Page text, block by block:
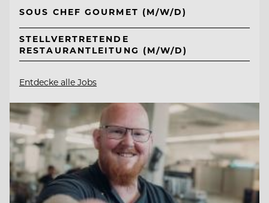
SOUS CHEF GOURMET (M/W/D)
STELLVERTRETENDE
RESTAURANTLEITUNG (M/W/D)
Entdecke alle Jobs